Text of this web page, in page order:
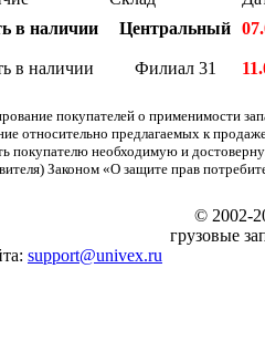
в наличии Центральный
в наличии Филиал 31
покупателей о применимости
относительно предлагаемых к
покупателю необходимую и
Законом «О защите прав
support@univex.ru
© 2002-
грузовые